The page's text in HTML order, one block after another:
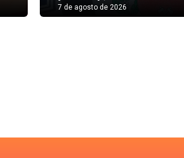
7 de agosto de 2026